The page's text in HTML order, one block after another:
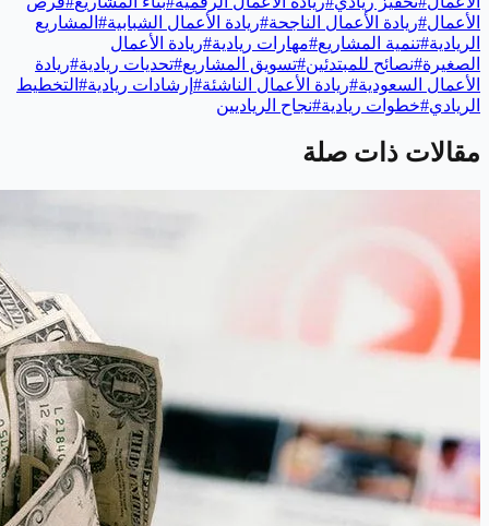
الأعمال#ريادة الأعمال الناجحة#ريادة الأعمال الشبابية# المشاريع
الريادية#تنمية المشاريع#مهارات ريادية#ريادة الأعمال
الصغيرة#نصائح للمبتدئين#تسويق المشاريع#تحديات ريادية#ريادة
الأعمال السعودية#ريادة الأعمال الناشئة# إرشادات ريادية# التخطيط
الريادي#خطوات ريادية#نجاح الرياديين
مقالات ذات صلة